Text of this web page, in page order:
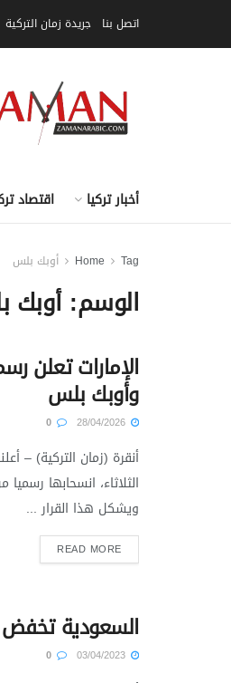
اتصل بنا جريدة زمان التركية
أخبار تركيا اقتصاد
Home Tag أوبك بلس
الوسم:أوبك
الإمارات تعلن
وأوبك بلس
أنقرة (زمان التركية) –
الثلاثاء، انسحابها
ويشكل هذا القرار ...
READ MORE
السعودية تخفض